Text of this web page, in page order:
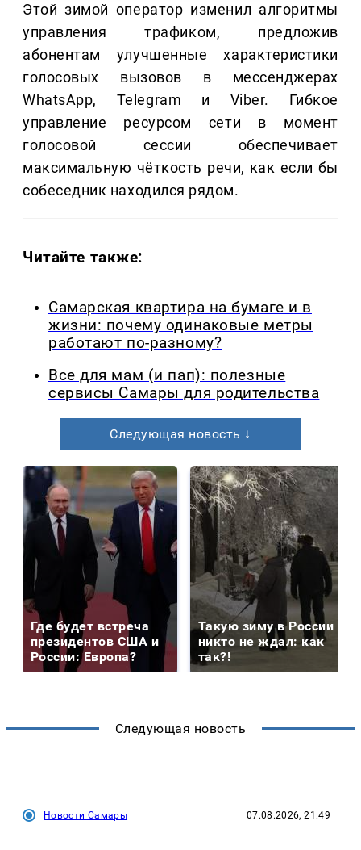
Этой зимой оператор изменил алгоритмы
управления трафиком, предложив
абонентам улучшенные характеристики
голосовых вызовов в мессенджерах
WhatsApp, Telegram и Viber. Гибкое
управление ресурсом сети в момент
голосовой сессии обеспечивает
максимальную чёткость речи, как если бы
собеседник находился рядом.
Читайте также:
Самарская квартира на бумаге и в
жизни: почему одинаковые метры
работают по-разному?
Все для мам (и пап): полезные
сервисы Самары для родительства
Следующая новость ↓
Где будет встреча
президентов США и
России: Европа?
Такую зиму в России
никто не ждал: как
так?!
Следующая новость
Новости Самары 07.08.2026, 21:49